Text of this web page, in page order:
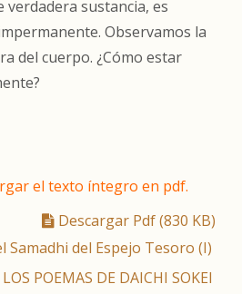
sustancia, es
Observamos la
del cuerpo. ¿Cómo estar
el texto íntegro en pdf.
Descargar Pdf (830 KB)
Samadhi del Espejo Tesoro (I)
POEMAS DE DAICHI SOKEI